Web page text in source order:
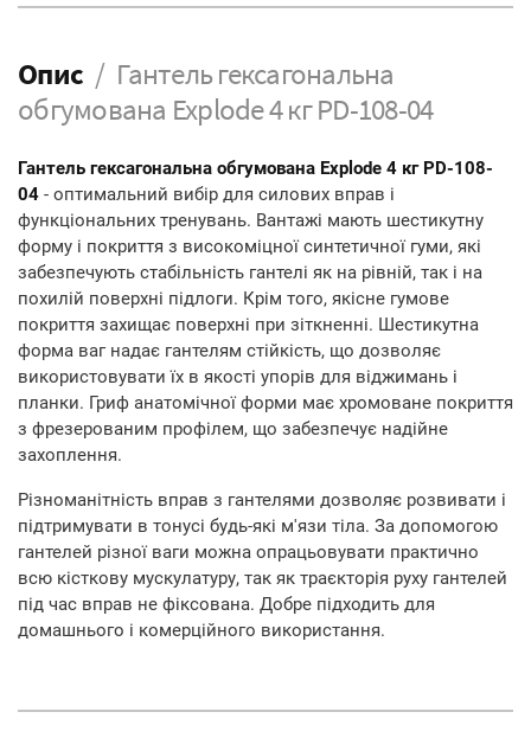
Опис
Гантель гексагональна
обгумована Explode 4 кг PD-108-04
Гантель гексагональна обгумована Explode 4 кг PD-108-
04 - оптимальний вибір для силових вправ і
функціональних тренувань. Вантажі мають шестикутну
форму і покриття з високоміцної синтетичної гуми, які
забезпечують стабільність гантелі як на рівній, так і на
похилій поверхні підлоги. Крім того, якісне гумове
покриття захищає поверхні при зіткненні. Шестикутна
форма ваг надає гантелям стійкість, що дозволяє
використовувати їх в якості упорів для віджимань і
планки. Гриф анатомічної форми має хромоване покриття
з фрезерованим профілем, що забезпечує надійне
захоплення.
Різноманітність вправ з гантелями дозволяє розвивати і
підтримувати в тонусі будь-які м'язи тіла. За допомогою
гантелей різної ваги можна опрацьовувати практично
всю кісткову мускулатуру, так як траєкторія руху гантелей
під час вправ не фіксована. Добре підходить для
домашнього і комерційного використання.